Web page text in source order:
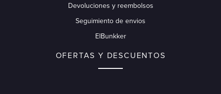
Devoluciones y reembolsos
Seguimiento de envios
ElBunkker
OFERTAS Y DESCUENTOS